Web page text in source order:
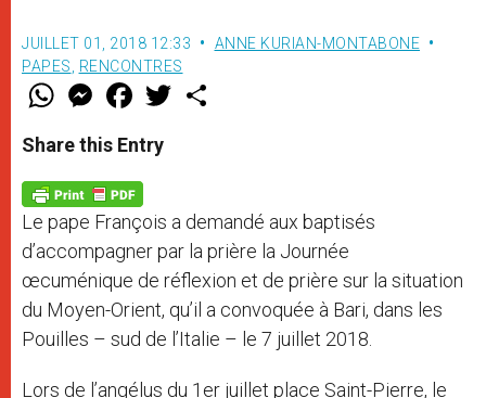
JUILLET 01, 2018 12:33
ANNE KURIAN-MONTABONE
PAPES
RENCONTRES
W
t
s
p
p
M
e
s
e
g
e
r
F
a
e
b
o
k
w
Share this Entry
Le pape François a demandé aux baptisés
d’accompagner par la prière la Journée
œcuménique de réflexion et de prière sur la situation
du Moyen-Orient, qu’il a convoquée à Bari, dans les
Pouilles – sud de l’Italie – le 7 juillet 2018.
Lors de l’angélus du 1er juillet place Saint-Pierre, le